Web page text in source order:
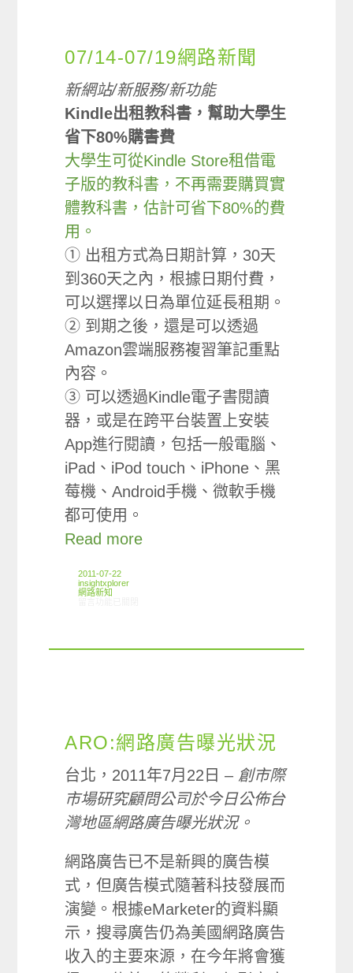
07/14-07/19網路新聞
新網站/新服務/新功能
Kindle出租教科書，幫助大學生
省下80%購書費
大學生可從Kindle Store租借電
子版的教科書，不再需要購買實
體教科書，估計可省下80%的費
用。
① 出租方式為日期計算，30天
到360天之內，根據日期付費，
可以選擇以日為單位延長租期。
② 到期之後，還是可以透過
Amazon雲端服務複習筆記重點
內容。
③ 可以透過Kindle電子書閱讀
器，或是在跨平台裝置上安裝
App進行閱讀，包括一般電腦、
iPad、iPod touch、iPhone、黑
莓機、Android手機、微軟手機
都可使用。
Read more
2011-07-22
insightxplorer
網路新知
ARO:網路廣告曝光狀況
台北，2011年7月22日 – 創市際
市場研究顧問公司於今日公佈台
灣地區網路廣告曝光狀況。
網路廣告已不是新興的廣告模
式，但廣告模式隨著科技發展而
演變。根據eMarketer的資料顯
示，搜尋廣告仍為美國網路廣告
收入的主要來源，在今年將會獲